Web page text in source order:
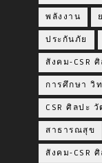
พลังงาน
ประกันภัย
สังคม-CSR
การศึกษา วิ
CSR ศิลปะ
สาธารณสุข
สังคม-CSR